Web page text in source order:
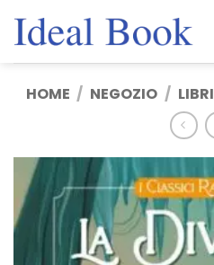
HOME / NEGOZIO / LIBRI